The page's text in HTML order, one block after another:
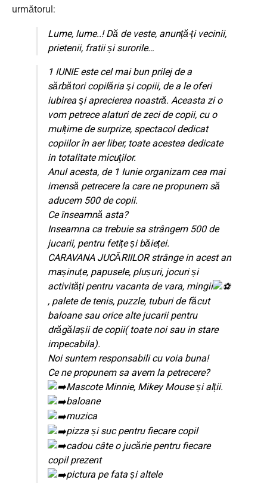
următorul:
Lume, lume..! Dă de veste, anunță-ți vecinii,
prietenii, fratii și surorile…
1 IUNIE este cel mai bun prilej de a
sărbători copilăria şi copiii, de a le oferi
iubirea şi aprecierea noastră. Aceasta zi o
vom petrece alaturi de zeci de copii, cu o
mulțime de surprize, spectacol dedicat
copiilor în aer liber, toate acestea dedicate
in totalitate micuţilor.
Anul acesta, de 1 Iunie organizam cea mai
imensă petrecere la care ne propunem să
aducem 500 de copii.
Ce înseamnă asta?
Inseamna ca trebuie sa strângem 500 de
jucarii, pentru fetițe și băieței.
CARAVANA JUCĂRIILOR strânge in acest an
mașinuțe, papusele, plușuri, jocuri și
activități pentru vacanta de vara, mingii
, palete de tenis, puzzle, tuburi de făcut
baloane sau orice alte jucarii pentru
drăgălașii de copii( toate noi sau in stare
impecabila).
Noi suntem responsabili cu voia buna!
Ce ne propunem sa avem la petrecere?
Mascote Minnie, Mikey Mouse și alții.
baloane
muzica
pizza și suc pentru fiecare copil
cadou câte o jucărie pentru fiecare
copil prezent
pictura pe fata și altele